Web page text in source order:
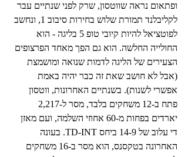
ופתאום נראה שווטסון, שרק לפני שנתיים עבר
לקליבלנד תמורת שלוש בחירות סיבוב 1, ונחשב
לפוטציאל להיות קיובי טופ 5 בליגה - הוא
החולייה החלשה. הוא גם הפך מאחד הפרצופים
הצעירים של הליגה לדמות שנואה ומושמצת
(אבל לא חושב שאת זה כבר יהיה באמת
אפשרי לשנות). בשנתיים האחרונות, ווטסון
יארדים בפחות מ-60 אחוזי השלמה, ועם מאזן
די עלוב של 14-9 ביחס TD-INT. בעונה
האחרונה בטקסנס, הוא מסר ב-16 משחקים